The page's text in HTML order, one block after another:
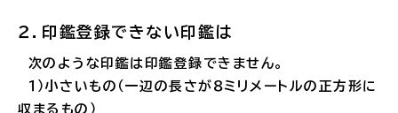
２．印鑑登録できない印鑑は
次のような印鑑は印鑑登録できません。
１）小さいもの（一辺の長さが８ミリメートルの正方形に
収まるもの）